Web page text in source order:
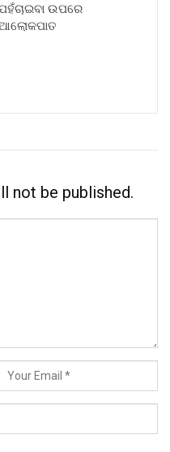
ଉପରେ
not be published.